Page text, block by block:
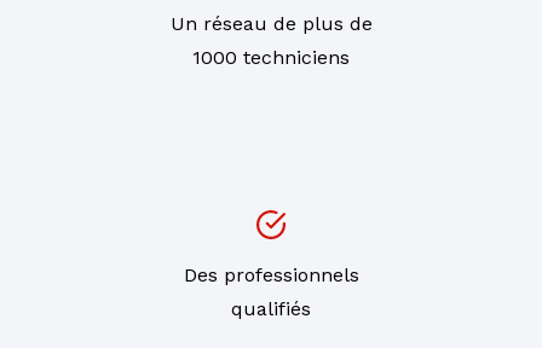
Un réseau de plus de
1000 techniciens
Des professionnels
qualifiés